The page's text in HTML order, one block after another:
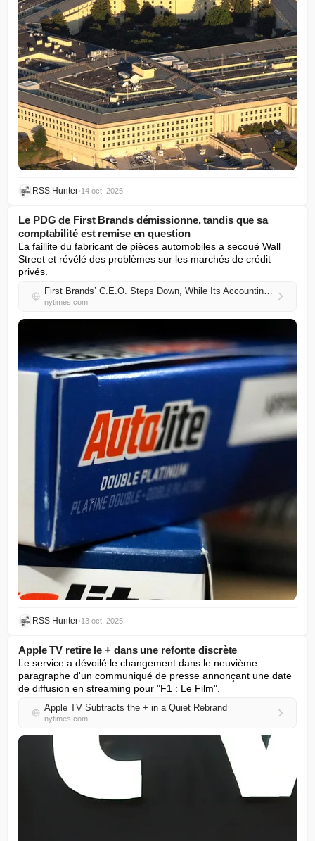
RSS Hunter•14 oct. 2025
Le PDG de First Brands démissionne, tandis que sa
comptabilité est remise en question
La faillite du fabricant de pièces automobiles a secoué Wall
Street et révélé des problèmes sur les marchés de crédit
privés.
First Brands’ C.E.O. Steps Down, While Its Accounting Is Questioned
nytimes.com
RSS Hunter•13 oct. 2025
Apple TV retire le + dans une refonte discrète
Le service a dévoilé le changement dans le neuvième
paragraphe d'un communiqué de presse annonçant une date
de diffusion en streaming pour "F1 : Le Film".
Apple TV Subtracts the + in a Quiet Rebrand
nytimes.com